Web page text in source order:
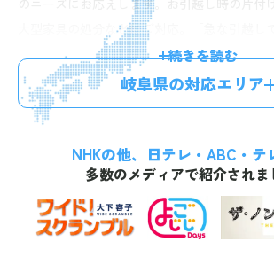
のニーズにお応えします。お引越し時の片付
大型家具の処分などにご対応。「急な引越し
い」「実家の大量の不用品をまとめて処分し
みに迅速に対応し、家財の仕分けから処分ま
即日のご依頼もご相談ください。お電話・24
料見積もりフォームからお気軽にご相談くだ
続きを読む
岐阜県の対応エリア
NHKの他、日テレ・ABC・テ
多数のメディアで紹介されま